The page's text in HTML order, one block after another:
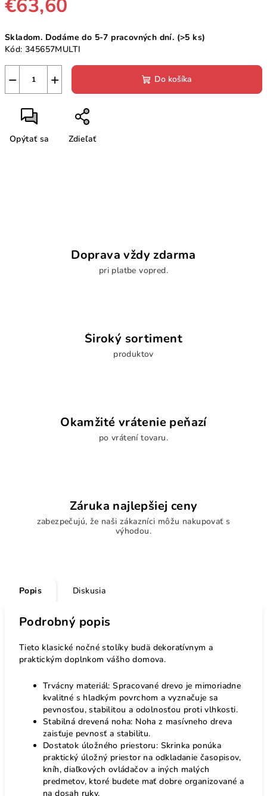
€63,60
cena:
Skladom. Dodáme do 5-7 pracovných dní. (>5 ks)
Kód: 345657MULTI
+
− Do košíka
Opýtať sa Zdieľať
Doprava vždy zdarma
pri platbe vopred.
Široký sortiment
produktov
Okamžité vrátenie peňazí
po vrátení tovaru.
Záruka najlepšiej ceny
zabezpečujú, že naši zákazníci môžu nakupovať s
výhodou.
Popis Diskusia
Podrobný popis
Tieto klasické nočné stolíky budä dekoratívnym a
praktickým doplnkom vášho domova.
Trvácny materiál: Spracované drevo je mimoriadne
kvalitné s hladkým povrchom a vyznačuje sa
pevnosťou, stabilitou a odolnosťou proti vlhkosti.
Stabilná drevená noha: Noha z masívneho dreva
zaisťuje pevnosť a stabilitu.
Dostatok úložného priestoru: Skrinka ponúka
praktický úložný priestor na odkladanie časopisov,
kníh, diaľkových ovládačov a iných malých
predmetov, ktoré budete mať dobre organizované a
na dosah ruky.